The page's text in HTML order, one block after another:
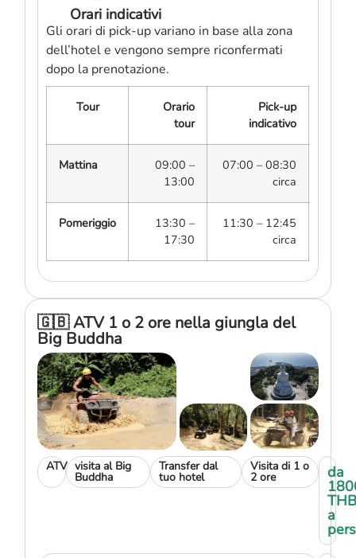
Orari indicativi
Gli orari di pick-up variano in base alla zona
dell’hotel e vengono sempre riconfermati
dopo la prenotazione.
Tour
Orario
tour
Pick-up
indicativo
Mattina
09:00 –
13:00
07:00 – 08:30
circa
Pomeriggio
13:30 –
17:30
11:30 – 12:45
circa
🇬🇧 ATV 1 o 2 ore nella giungla del
Big Buddha
ATV visita al Big
Buddha
Transfer dal
tuo hotel
Visita di 1 o
2 ore da
THB
a